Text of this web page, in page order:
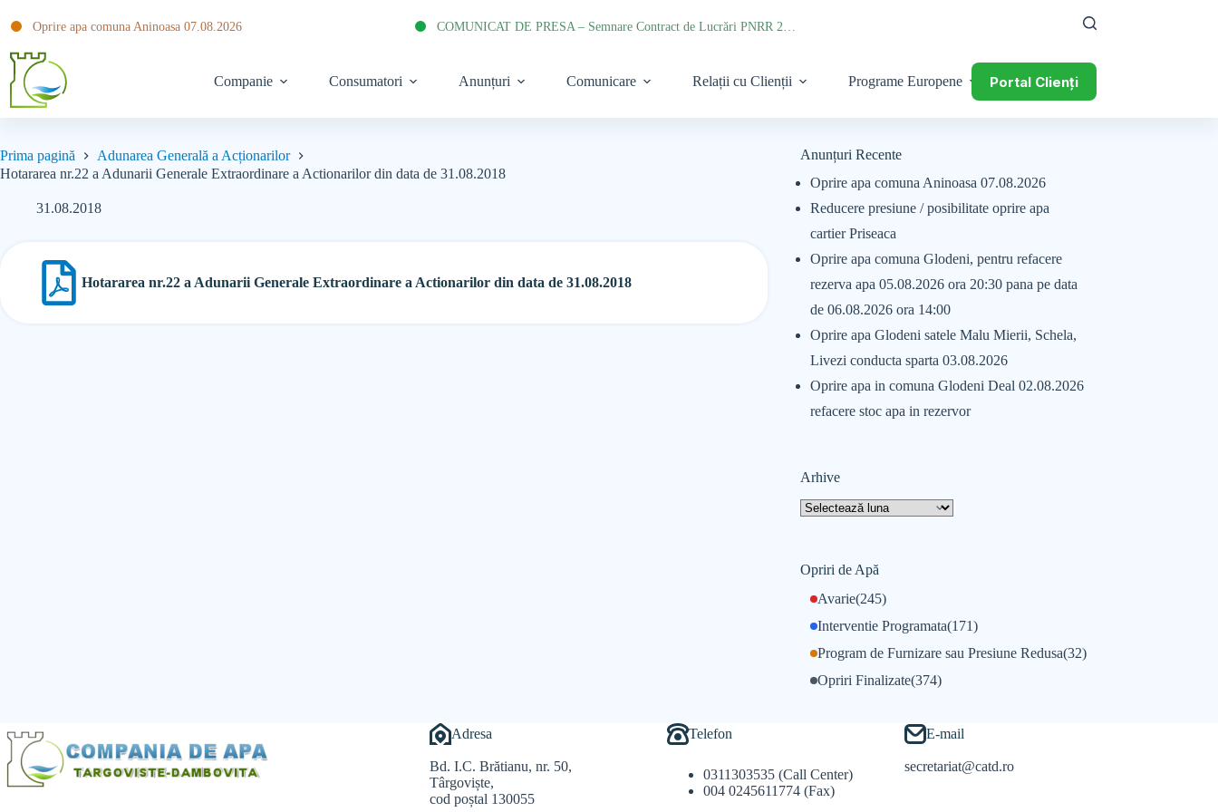
Oprire apa comuna Aninoasa 07.08.2026
Companie Consumatori Anunțuri Comunicare Relații cu Clienții Programe Europene Portal Clienți
Prima pagină
Adunarea Generală a Acționarilor
Hotararea nr.22 a Adunarii Generale Extraordinare a Actionarilor din data de 31.08.2018
31.08.2018
Hotararea nr.22 a Adunarii Generale Extraordinare a Actionarilor din data de 31.08.2018
Anunțuri Recente
Oprire apa comuna Aninoasa 07.08.2026
Reducere presiune / posibilitate oprire apa
cartier Priseaca
Oprire apa comuna Glodeni, pentru refacere
rezerva apa 05.08.2026 ora 20:30 pana pe data
de 06.08.2026 ora 14:00
Oprire apa Glodeni satele Malu Mierii, Schela,
Livezi conducta sparta 03.08.2026
Oprire apa in comuna Glodeni Deal 02.08.2026
refacere stoc apa in rezervor
Arhive
Opriri de Apă
Avarie(245)
Interventie Programata(171)
Opriri Finalizate(374)
Program de Furnizare sau Presiune Redusa(32)
Adresa
Bd. I.C. Brătianu, nr. 50,
Târgoviște,
cod poștal 130055
Telefon
0311303535 (Call Center)
004 0245611774 (Fax)
E-mail
secretariat@catd.ro